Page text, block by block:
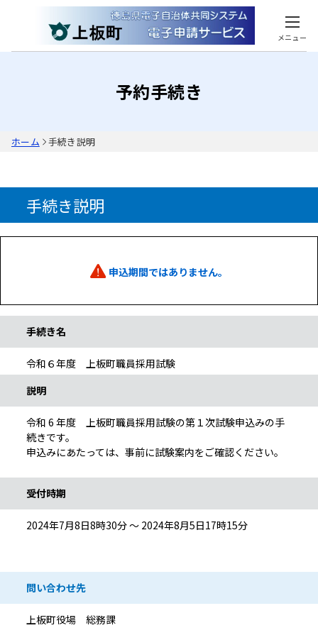
メニュー
予約手続き
ホーム 手続き説明
手続き説明
申込期間ではありません。
手続き名
令和６年度 上板町職員採用試験
説明
令和 6 年度 上板町職員採用試験の第１次試験申込みの手
続きです。
申込みにあたっては、事前に試験案内をご確認ください。
受付時期
2024年7月8日8時30分 ～ 2024年8月5日17時15分
問い合わせ先
上板町役場 総務課